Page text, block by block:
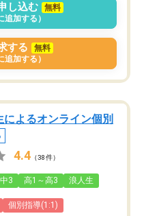
し込む
無料
追加する）
する
無料
追加する）
によるオンライン個別
4.4 （38件）
3 高1～高3 浪人生
個別指導(1:1)